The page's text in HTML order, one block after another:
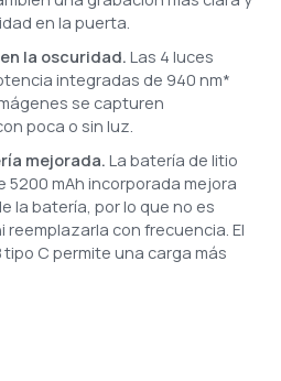
en la puerta.
la oscuridad. Las 4 luces
integradas de 940 nm*
se capturen
poca o sin luz.
mejorada. La batería de litio
5200 mAh incorporada mejora
la batería, por lo que no es
reemplazarla con frecuencia. El
tipo C permite una carga más